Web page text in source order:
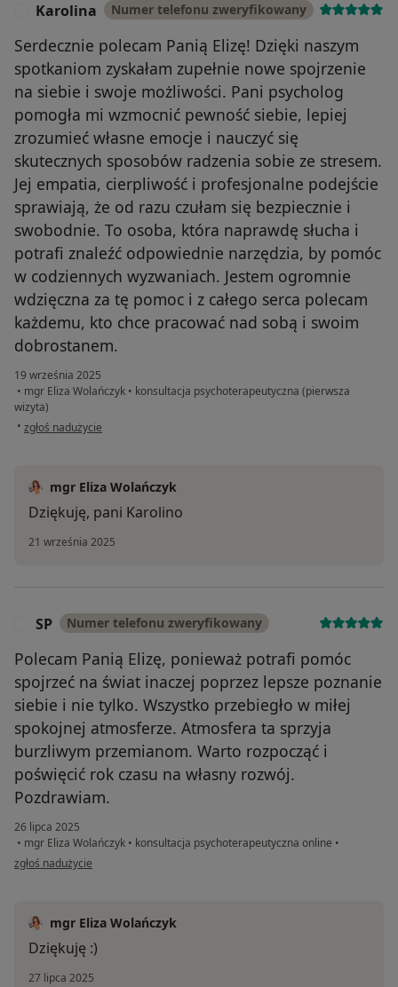
Karolina Numer telefonu zweryfikowany
Serdecznie polecam Panią Elizę! Dzięki naszym
spotkaniom zyskałam zupełnie nowe spojrzenie
na siebie i swoje możliwości. Pani psycholog
pomogła mi wzmocnić pewność siebie, lepiej
zrozumieć własne emocje i nauczyć się
skutecznych sposobów radzenia sobie ze stresem.
Jej empatia, cierpliwość i profesjonalne podejście
sprawiają, że od razu czułam się bezpiecznie i
swobodnie. To osoba, która naprawdę słucha i
potrafi znaleźć odpowiednie narzędzia, by pomóc
w codziennych wyzwaniach. Jestem ogromnie
wdzięczna za tę pomoc i z całego serca polecam
każdemu, kto chce pracować nad sobą i swoim
dobrostanem.
19 września 2025
• mgr Eliza Wolańczyk • konsultacja psychoterapeutyczna (pierwsza
wizyta)
• w opinii użytkownika Karolina
zgłoś nadużycie
mgr Eliza Wolańczyk
Dziękuję, pani Karolino
21 września 2025
SP Numer telefonu zweryfikowany
Polecam Panią Elizę, ponieważ potrafi pomóc
spojrzeć na świat inaczej poprzez lepsze poznanie
siebie i nie tylko. Wszystko przebiegło w miłej
spokojnej atmosferze. Atmosfera ta sprzyja
burzliwym przemianom. Warto rozpocząć i
poświęcić rok czasu na własny rozwój.
Pozdrawiam.
26 lipca 2025
• mgr Eliza Wolańczyk • konsultacja psychoterapeutyczna online •
w opinii użytkownika SP
zgłoś nadużycie
mgr Eliza Wolańczyk
Dziękuję :)
27 lipca 2025